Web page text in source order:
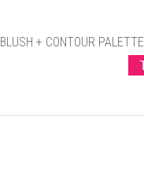
BLUSH + CONTOUR PALETTE